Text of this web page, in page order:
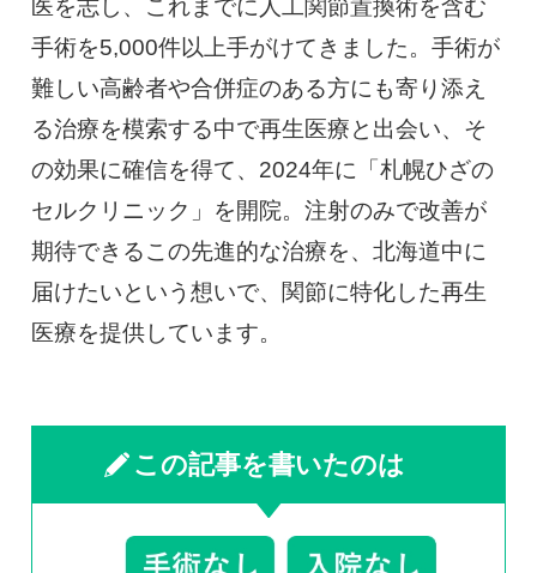
医を志し、これまでに人工関節置換術を含む
手術を5,000件以上手がけてきました。手術が
難しい高齢者や合併症のある方にも寄り添え
る治療を模索する中で再生医療と出会い、そ
の効果に確信を得て、2024年に「札幌ひざの
セルクリニック」を開院。注射のみで改善が
期待できるこの先進的な治療を、北海道中に
届けたいという想いで、関節に特化した再生
医療を提供しています。
この記事を書いたのは